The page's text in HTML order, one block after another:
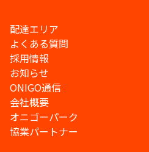
配達エリア
よくある質問
採用情報
お知らせ
ONIGO通信
会社概要
オニゴーパーク
協業パートナー